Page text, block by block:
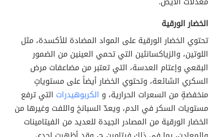
الخضار الورقية
تحتوي الخضار الورقية على المواد المضادة للأكسدة، مثل
اللوتين، والزياكسانثين التي تحمي العينين من الضمور
البقعي وإعتام العدسة، التي تعتبر من مضاعفات مرض
السكري الشائعة، وتحتوي الخضار أيضاً على مستوياتٍ
منخفضةٍ من السعرات الحرارية، و الكربوهيدرات التي ترفع
مستويات السكر في الدم، ويعدّ السبانخ واللفت وغيرها من
الخضار الورقية من المصادر الجيدة للعديد من الفيتامينات